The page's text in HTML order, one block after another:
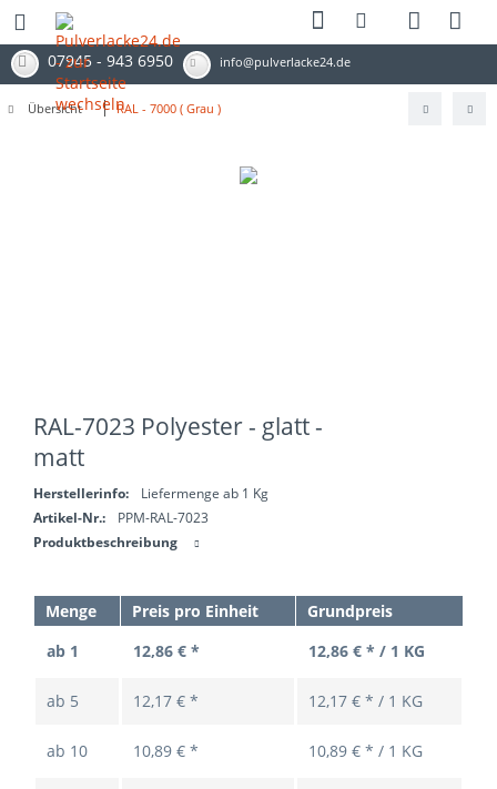
07945 - 943 6950 info@pulverlacke24.de
Übersicht RAL - 7000 ( Grau )
RAL-7023 Polyester - glatt -
matt
Herstellerinfo:
Liefermenge ab 1 Kg
Artikel-Nr.:
PPM-RAL-7023
Produktbeschreibung
Menge Preis pro Einheit
Grundpreis
ab 1
12,86 € * 12,86 € * / 1 KG
ab 5 12,17 € * 12,17 € * / 1 KG
ab 10 10,89 € * 10,89 € * / 1 KG